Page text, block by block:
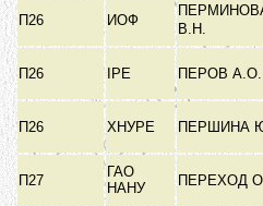
П26 ИОФ
В.Н.
П26 ІРЕ ПЕРОВ А.О.
П26 ХНУРЕ ПЕРШИНА
П27
ГАО
НАНУ
ПЕРЕХОД